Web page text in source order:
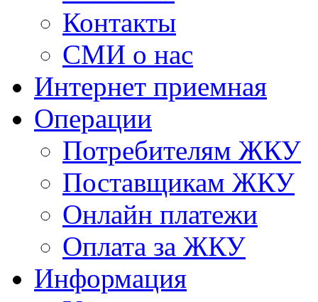
Контакты
СМИ о нас
Интернет приемная
Операции
Потребителям ЖКУ
Поставщикам ЖКУ
Онлайн платежи
Оплата за ЖКУ
Информация